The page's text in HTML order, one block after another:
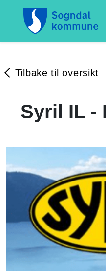
Tilbake til oversikt
Syril IL -